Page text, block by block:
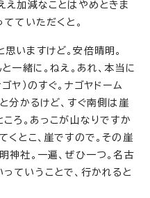
え加減なことはやめときま
てていただくと。
いますけど。安倍晴明。
一緒に。ねえ。あれ、本当に
ヤ）のすぐ。ナゴヤドーム
分かるけど、すぐ南側は崖
ころ。あっこが山なりですか
くとこ、崖ですので。その崖
神社。一遍、ぜひ一つ。名古
ていうことで、行かれると